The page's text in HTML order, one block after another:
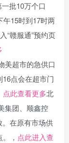
批10万个口
午15时到17时两
“赣服通”预约页
美超市的急供口
点会在超市门
点此查看更多北
集团、顺鑫控
在原有市场供
， 点此进入查